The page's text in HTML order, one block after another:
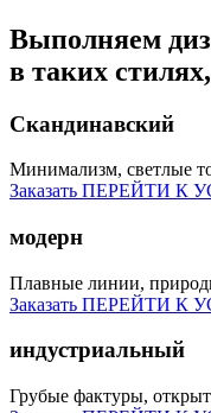
Выполняем
в таких
Скандинавский
Минимализм, светлые
Заказать ПЕРЕЙТИ К
модерн
Плавные линии,
Заказать ПЕРЕЙТИ К
индустриальный
Грубые фактуры,